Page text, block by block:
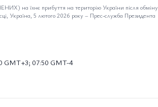
на їхнє прибуття на територію України після обміну
Україна, 5 лютого 2026 року – Прес-служба Президента
GMT+3; 07:50 GMT-4